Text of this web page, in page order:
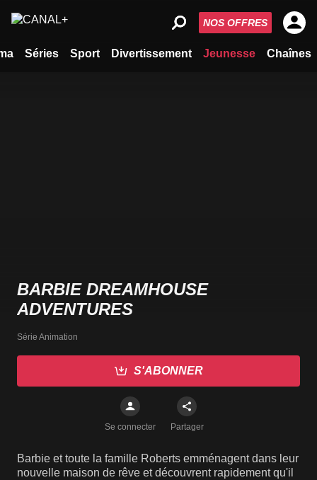
Séries Sport Divertissement Jeunesse Chaînes
NOS OFFRES
BARBIE DREAMHOUSE
ADVENTURES
Série Animation
S'ABONNER
Se connecter Partager
Barbie et toute la famille Roberts emménagent dans leur
nouvelle maison de rêve et découvrent rapidement qu'il